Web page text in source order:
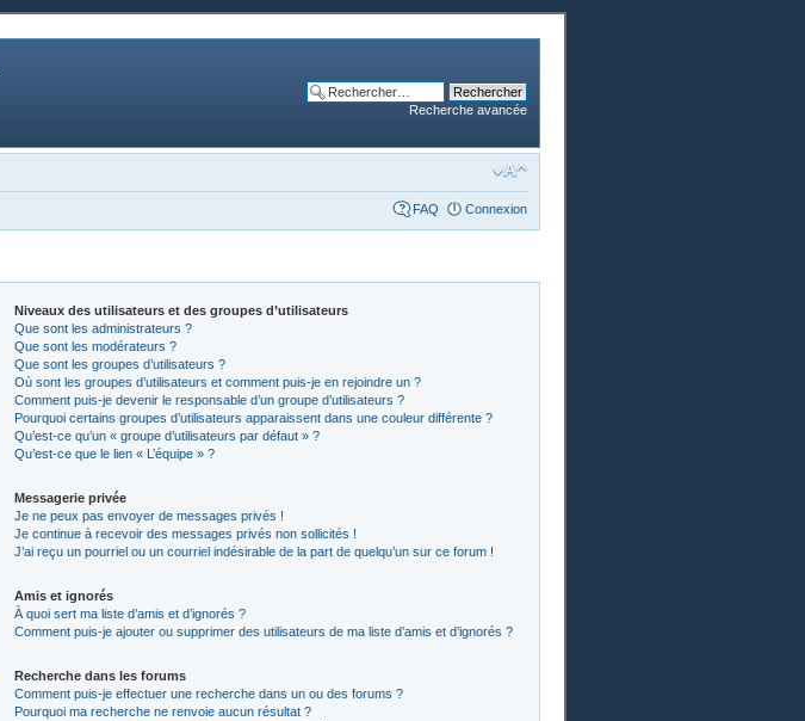
Recherche avancée
FAQ Connexion
Niveaux des utilisateurs et des groupes d’utilisateurs
Que sont les administrateurs ?
Que sont les modérateurs ?
Que sont les groupes d’utilisateurs ?
Où sont les groupes d’utilisateurs et comment puis-je en rejoindre un ?
Comment puis-je devenir le responsable d’un groupe d’utilisateurs ?
Pourquoi certains groupes d’utilisateurs apparaissent dans une couleur différente ?
Qu’est-ce qu’un « groupe d’utilisateurs par défaut » ?
Qu’est-ce que le lien « L’équipe » ?
Messagerie privée
Je ne peux pas envoyer de messages privés !
Je continue à recevoir des messages privés non sollicités !
J’ai reçu un pourriel ou un courriel indésirable de la part de quelqu’un sur ce forum !
Amis et ignorés
À quoi sert ma liste d’amis et d’ignorés ?
Comment puis-je ajouter ou supprimer des utilisateurs de ma liste d’amis et d’ignorés ?
Recherche dans les forums
Comment puis-je effectuer une recherche dans un ou des forums ?
Pourquoi ma recherche ne renvoie aucun résultat ?